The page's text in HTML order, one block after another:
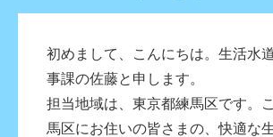
初めまして、こんにちは。生活水
事課の佐藤と申します。
担当地域は、東京都練馬区です。
馬区にお住いの皆さまの、快適な